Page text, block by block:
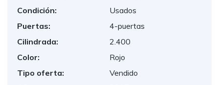
Condición:
Usados
Puertas:
4-puertas
Cilindrada:
2.400
Color:
Rojo
Tipo oferta:
Vendido